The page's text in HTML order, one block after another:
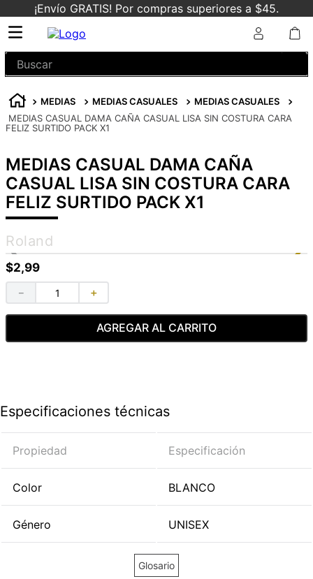
¡Envío GRATIS! Por compras superiores a $45.
Buscar
MEDIAS MEDIAS CASUALES
MEDIAS CASUALES
MEDIAS CASUAL DAMA CAÑA CASUAL LISA SIN COSTURA CARA
FELIZ SURTIDO PACK X1
MEDIAS CASUAL DAMA CAÑA
CASUAL LISA SIN COSTURA CARA
FELIZ SURTIDO PACK X1
Roland
$2,99
＋
－
AGREGAR AL CARRITO
Especificaciones técnicas
Propiedad Especificación
Color BLANCO
Género UNISEX
Glosario